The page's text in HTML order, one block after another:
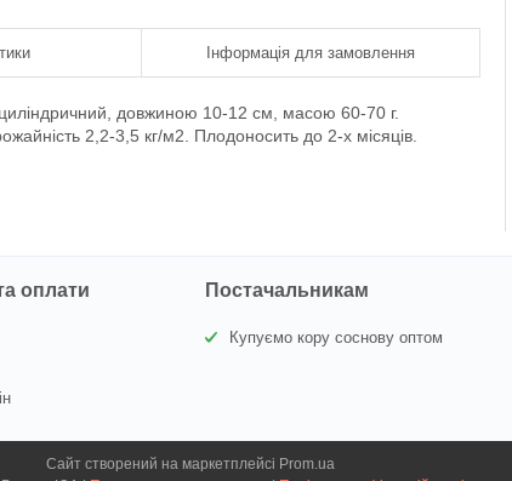
Інформація для замовлення
довжиною 10-12 см, масою 60-70 г.
2,2-3,5 кг/м2. Плодоносить до 2-х місяців.
оплати Постачальникам
Купуємо кору соснову оптом
Сайт створений на маркетплейсі Prom.ua